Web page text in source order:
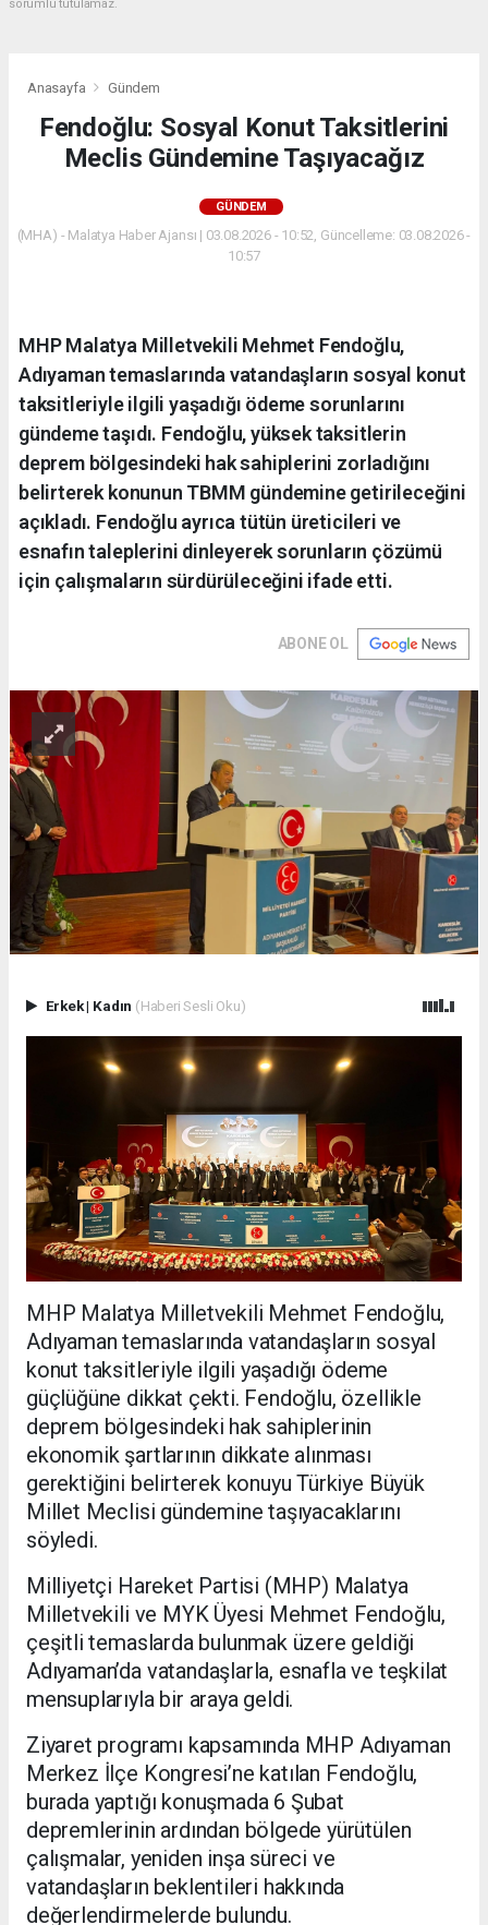
sorumlu tutulamaz.
Anasayfa Gündem
Fendoğlu: Sosyal Konut Taksitlerini
Meclis Gündemine Taşıyacağız
GÜNDEM
(MHA) - Malatya Haber Ajansı | 03.08.2026 - 10:52, Güncelleme: 03.08.2026 -
10:57
MHP Malatya Milletvekili Mehmet Fendoğlu,
Adıyaman temaslarında vatandaşların sosyal konut
taksitleriyle ilgili yaşadığı ödeme sorunlarını
gündeme taşıdı. Fendoğlu, yüksek taksitlerin
deprem bölgesindeki hak sahiplerini zorladığını
belirterek konunun TBMM gündemine getirileceğini
açıkladı. Fendoğlu ayrıca tütün üreticileri ve
esnafın taleplerini dinleyerek sorunların çözümü
için çalışmaların sürdürüleceğini ifade etti.
ABONE OL
Erkek| Kadın (Haberi Sesli Oku)
MHP Malatya Milletvekili Mehmet Fendoğlu,
Adıyaman temaslarında vatandaşların sosyal
konut taksitleriyle ilgili yaşadığı ödeme
güçlüğüne dikkat çekti. Fendoğlu, özellikle
deprem bölgesindeki hak sahiplerinin
ekonomik şartlarının dikkate alınması
gerektiğini belirterek konuyu Türkiye Büyük
Millet Meclisi gündemine taşıyacaklarını
söyledi.
Milliyetçi Hareket Partisi (MHP) Malatya
Milletvekili ve MYK Üyesi Mehmet Fendoğlu,
çeşitli temaslarda bulunmak üzere geldiği
Adıyaman’da vatandaşlarla, esnafla ve teşkilat
mensuplarıyla bir araya geldi.
Ziyaret programı kapsamında MHP Adıyaman
Merkez İlçe Kongresi’ne katılan Fendoğlu,
burada yaptığı konuşmada 6 Şubat
depremlerinin ardından bölgede yürütülen
çalışmalar, yeniden inşa süreci ve
vatandaşların beklentileri hakkında
değerlendirmelerde bulundu.